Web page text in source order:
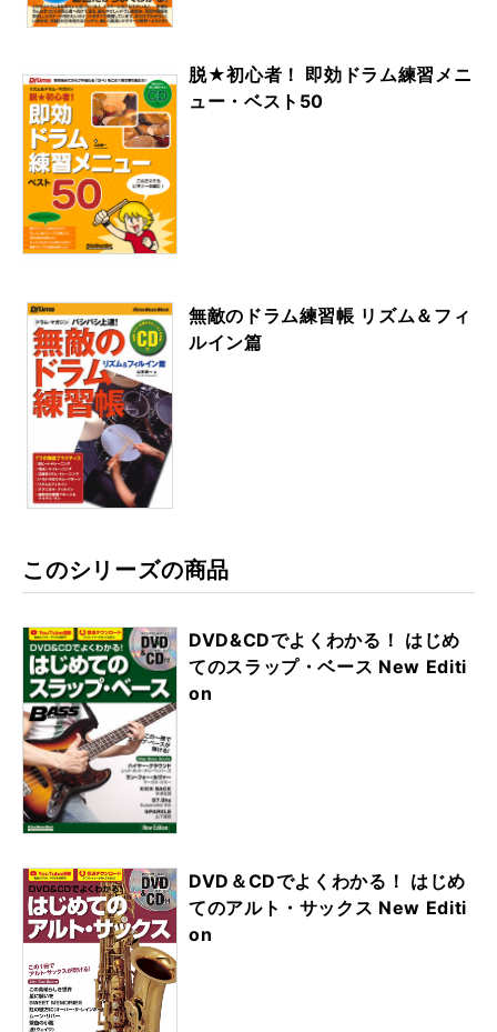
脱★初心者！ 即効ドラム練習メニ
ュー・ベスト50
無敵のドラム練習帳 リズム＆フィ
ルイン篇
このシリーズの商品
DVD&CDでよくわかる！ はじめ
てのスラップ・ベース New Editi
on
DVD＆CDでよくわかる！ はじめ
てのアルト・サックス New Editi
on